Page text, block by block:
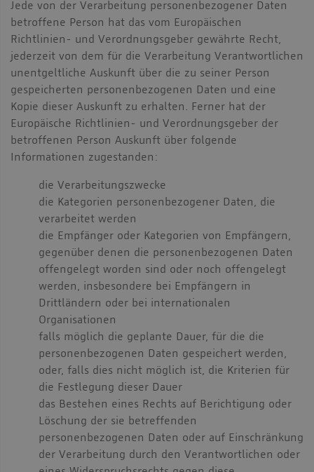
Jede von der Verarbeitung personenbezogener Daten
betroffene Person hat das vom Europäischen
Richtlinien- und Verordnungsgeber gewährte Recht,
jederzeit von dem für die Verarbeitung Verantwortlichen
unentgeltliche Auskunft über die zu seiner Person
gespeicherten personenbezogenen Daten und eine
Kopie dieser Auskunft zu erhalten. Ferner hat der
Europäische Richtlinien- und Verordnungsgeber der
betroffenen Person Auskunft über folgende
Informationen zugestanden:
die Verarbeitungszwecke
die Kategorien personenbezogener Daten, die
verarbeitet werden
die Empfänger oder Kategorien von Empfängern,
gegenüber denen die personenbezogenen Daten
offengelegt worden sind oder noch offengelegt
werden, insbesondere bei Empfängern in
Drittländern oder bei internationalen
Organisationen
falls möglich die geplante Dauer, für die die
personenbezogenen Daten gespeichert werden,
oder, falls dies nicht möglich ist, die Kriterien für
die Festlegung dieser Dauer
das Bestehen eines Rechts auf Berichtigung oder
Löschung der sie betreffenden
personenbezogenen Daten oder auf Einschränkung
der Verarbeitung durch den Verantwortlichen oder